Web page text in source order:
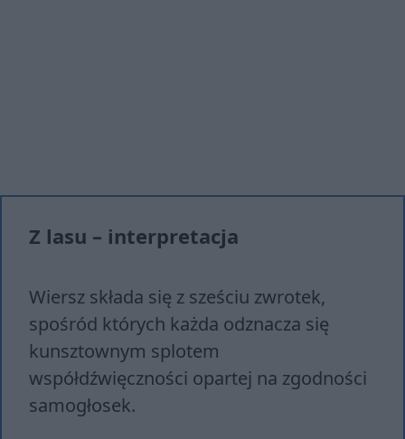
Z lasu – interpretacja
Wiersz składa się z sześciu zwrotek,
spośród których każda odznacza się
kunsztownym splotem
współdźwięczności opartej na zgodności
samogłosek.